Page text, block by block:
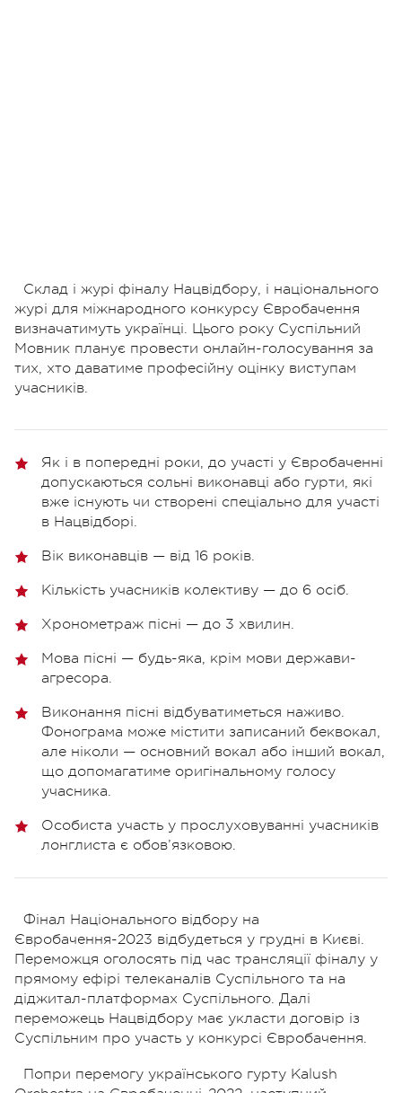
Склад і журі фіналу Нацвідбору, і національного
журі для міжнародного конкурсу Євробачення
визначатимуть українці. Цього року Суспільний
Мовник планує провести онлайн-голосування за
тих, хто даватиме професійну оцінку виступам
учасників.
Як і в попередні роки, до участі у Євробаченні
допускаються сольні виконавці або гурти, які
вже існують чи створені спеціально для участі
в Нацвідборі.
Вік виконавців — від 16 років.
Кількість учасників колективу — до 6 осіб.
Хронометраж пісні — до 3 хвилин.
Мова пісні — будь-яка, крім мови держави-
агресора.
Виконання пісні відбуватиметься наживо.
Фонограма може містити записаний беквокал,
але ніколи — основний вокал або інший вокал,
що допомагатиме оригінальному голосу
учасника.
Особиста участь у прослуховуванні учасників
лонглиста є обов’язковою.
Фінал Національного відбору на
Євробачення-2023 відбудеться у грудні в Києві.
Переможця оголосять під час трансляції фіналу у
прямому ефірі телеканалів Суспільного та на
діджитал-платформах Суспільного. Далі
переможець Нацвідбору має укласти договір із
Суспільним про участь у конкурсі Євробачення.
Попри перемогу українського гурту Kalush